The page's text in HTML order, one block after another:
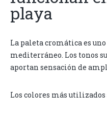
playa
La paleta cromática es
mediterráneo. Los tonos
aportan sensación de
Los colores más utilizados